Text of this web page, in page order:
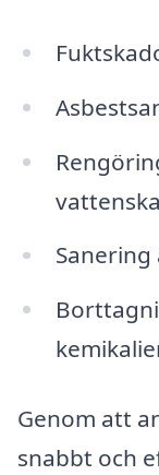
Genom att
snabbt och